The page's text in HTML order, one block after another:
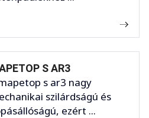
S AR3
s ar3 nagy
szilárdságú és
ezért ...